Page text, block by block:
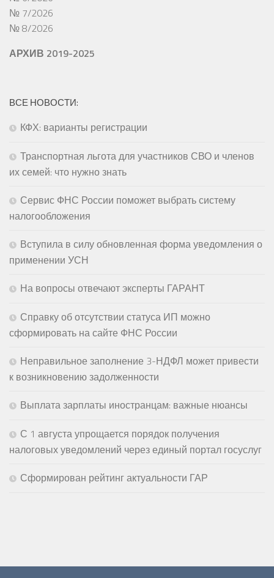
№ 7/2026
№ 8/2026
АРХИВ 2019-2025
ВСЕ НОВОСТИ:
КФХ: варианты регистрации
Транспортная льгота для участников СВО и членов
их семей: что нужно знать
Сервис ФНС России поможет выбрать систему
налогообложения
Вступила в силу обновленная форма уведомления о
применении УСН
На вопросы отвечают эксперты ГАРАНТ
Справку об отсутствии статуса ИП можно
сформировать на сайте ФНС России
Неправильное заполнение 3-НДФЛ может привести
к возникновению задолженности
Выплата зарплаты иностранцам: важные нюансы
С 1 августа упрощается порядок получения
налоговых уведомлений через единый портал госуслуг
Сформирован рейтинг актуальности ГАР